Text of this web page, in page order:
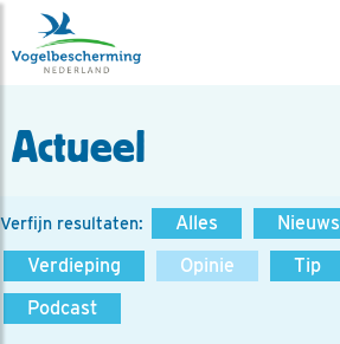
Actueel
Verfijn resultaten: Alles Nieuws
Verdieping
Opinie Tip
Podcast